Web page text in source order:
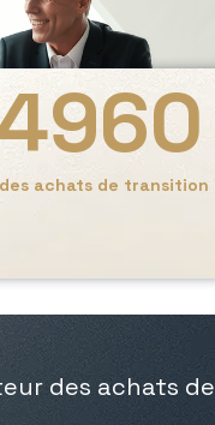
achats de transition
4960
des achats de